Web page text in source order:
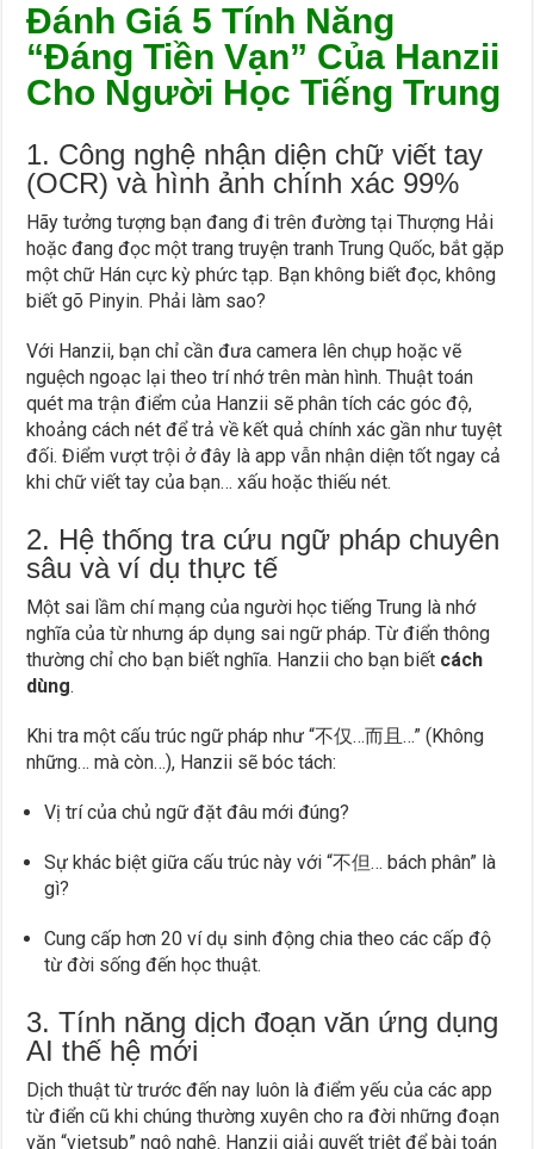
Đánh Giá 5 Tính Năng
“Đáng Tiền Vạn” Của Hanzii
Cho Người Học Tiếng Trung
1. Công nghệ nhận diện chữ viết tay
(OCR) và hình ảnh chính xác 99%
Hãy tưởng tượng bạn đang đi trên đường tại Thượng Hải
hoặc đang đọc một trang truyện tranh Trung Quốc, bắt gặp
một chữ Hán cực kỳ phức tạp. Bạn không biết đọc, không
biết gõ Pinyin. Phải làm sao?
Với Hanzii, bạn chỉ cần đưa camera lên chụp hoặc vẽ
nguệch ngoạc lại theo trí nhớ trên màn hình. Thuật toán
quét ma trận điểm của Hanzii sẽ phân tích các góc độ,
khoảng cách nét để trả về kết quả chính xác gần như tuyệt
đối. Điểm vượt trội ở đây là app vẫn nhận diện tốt ngay cả
khi chữ viết tay của bạn… xấu hoặc thiếu nét.
2. Hệ thống tra cứu ngữ pháp chuyên
sâu và ví dụ thực tế
Một sai lầm chí mạng của người học tiếng Trung là nhớ
nghĩa của từ nhưng áp dụng sai ngữ pháp. Từ điển thông
thường chỉ cho bạn biết nghĩa. Hanzii cho bạn biết cách
dùng.
Khi tra một cấu trúc ngữ pháp như “不仅…而且…” (Không
những… mà còn…), Hanzii sẽ bóc tách:
Vị trí của chủ ngữ đặt đâu mới đúng?
Sự khác biệt giữa cấu trúc này với “不但… bách phân” là
gì?
Cung cấp hơn 20 ví dụ sinh động chia theo các cấp độ
từ đời sống đến học thuật.
3. Tính năng dịch đoạn văn ứng dụng
AI thế hệ mới
Dịch thuật từ trước đến nay luôn là điểm yếu của các app
từ điển cũ khi chúng thường xuyên cho ra đời những đoạn
văn “vietsub” ngô nghê. Hanzii giải quyết triệt để bài toán